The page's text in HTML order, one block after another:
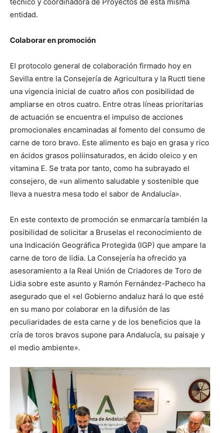
entidad.
Colaborar en promoción
El protocolo general de colaboración firmado hoy en
Sevilla entre la Consejería de Agricultura y la Ructl tiene
una vigencia inicial de cuatro años con posibilidad de
ampliarse en otros cuatro. Entre otras líneas prioritarias
de actuación se encuentra el impulso de acciones
promocionales encaminadas al fomento del consumo de
carne de toro bravo. Este alimento es bajo en grasa y rico
en ácidos grasos poliinsaturados, en ácido oleico y en
vitamina E. Se trata por tanto, como ha subrayado el
consejero, de «un alimento saludable y sostenible que
lleva a nuestra mesa todo el sabor de Andalucía».
En este contexto de promoción se enmarcaría también la
posibilidad de solicitar a Bruselas el reconocimiento de
una Indicación Geográfica Protegida (IGP) que ampare la
carne de toro de lidia. La Consejería ha ofrecido ya
asesoramiento a la Real Unión de Criadores de Toro de
Lidia sobre este asunto y Ramón Fernández-Pacheco ha
asegurado que el «el Gobierno andaluz hará lo que esté
en su mano por colaborar en la difusión de las
peculiaridades de esta carne y de los beneficios que la
cría de toros bravos supone para Andalucía, su paisaje y
el medio ambiente».